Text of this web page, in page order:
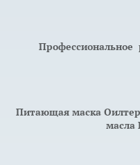
Профессиональное
Питающая маска
масла